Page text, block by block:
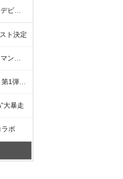
ト決定
大暴走
ボ